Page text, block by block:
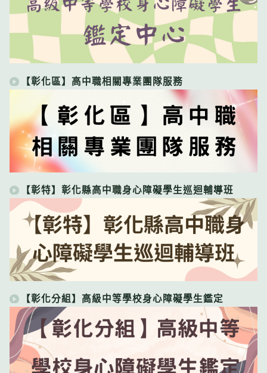
【彰化區】高中職相關專業團隊服務
【彰特】彰化縣高中職身心障礙學生巡迴輔導班
【彰化分組】高級中等學校身心障礙學生鑑定